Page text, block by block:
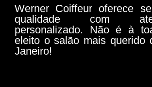
Werner Coiffeur oferece
qualidade com
personalizado. Não é à
eleito o salão mais querido
Janeiro!